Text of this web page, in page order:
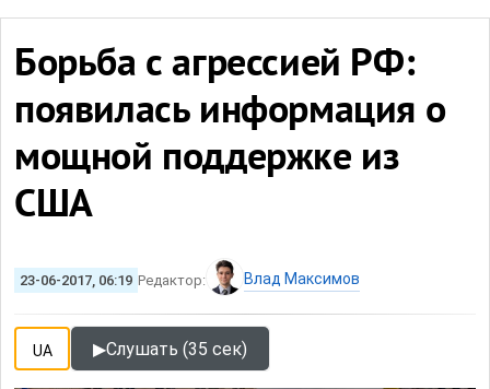
Борьба с агрессией РФ:
появилась информация о
мощной поддержке из
США
23-06-2017, 06:19 Редактор: Влад Максимов
UA ▶Слушать (35 сек)